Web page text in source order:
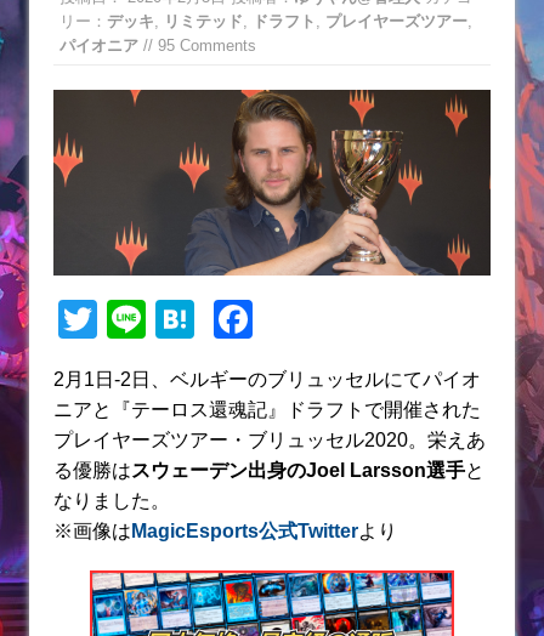
リー： デッキ リミテッド ドラフト プレイヤーズツアー
パイオニア // 95 Comments
T
itt
er
Li
e
H
e
n
a
c
e
b
o
o
k
2月1日-2日、ベルギーのブリュッセルにてパイオ
ニアと『テーロス還魂記』ドラフトで開催された
プレイヤーズツアー・ブリュッセル2020。栄えあ
る優勝はスウェーデン出身のJoel Larsson選手と
なりました。
※画像は MagicEsports公式Twitterより